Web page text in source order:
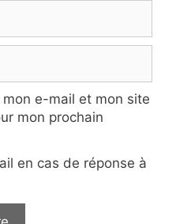
e-mail et mon site
mon prochain
en cas de réponse à